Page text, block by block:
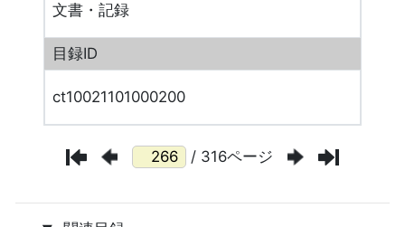
文書・記録
目録ID
ct10021101000200
/ 316ページ